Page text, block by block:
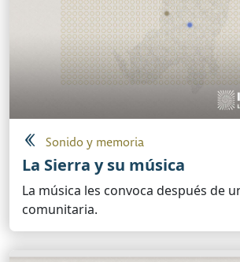
Sonido y memoria
La Sierra y su música
La música les convoca después de
comunitaria.